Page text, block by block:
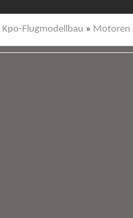
Kpo-Flugmodellbau » Motoren